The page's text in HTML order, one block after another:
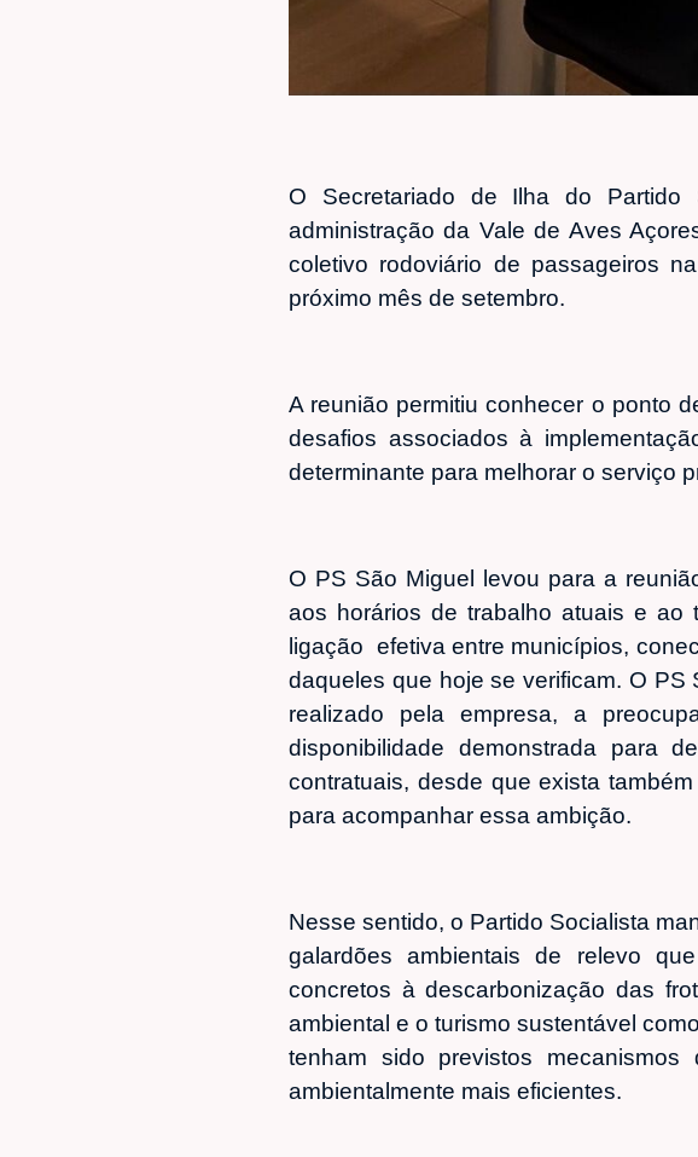
O Secretariado de Ilha do
administração da Vale de Aves
coletivo rodoviário de passageiros
próximo mês de setembro.
A reunião permitiu conhecer o ponto
desafios associados à
determinante para melhorar o serviço
O PS São Miguel levou para a
aos horários de trabalho atuais e ao
ligação efetiva entre municípios,
daqueles que hoje se verificam. O
realizado pela empresa, a
disponibilidade demonstrada para
contratuais, desde que exista
para acompanhar essa ambição.
Nesse sentido, o Partido Socialista
galardões ambientais de relevo
concretos à descarbonização das
ambiental e o turismo sustentável
tenham sido previstos
ambientalmente mais eficientes.